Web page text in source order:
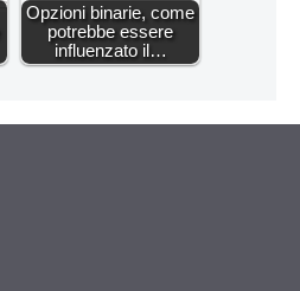
Opzioni binarie, come
potrebbe essere
influenzato il…